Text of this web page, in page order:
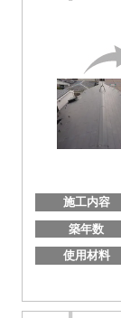
施工内容
築年数
使用材料